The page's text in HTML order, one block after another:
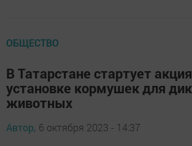
ОБЩЕСТВО
В Татарстане стартует
установке кормушек для
животных
Автор, 6 октября 2023 - 14:37